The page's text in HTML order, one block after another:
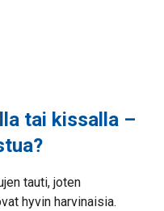
tai kissalla –
tauti, joten
hyvin harvinaisia.